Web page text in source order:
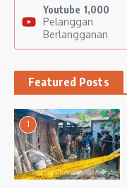
Youtube 1,000
Pelanggan
Berlangganan
Featured Posts
1